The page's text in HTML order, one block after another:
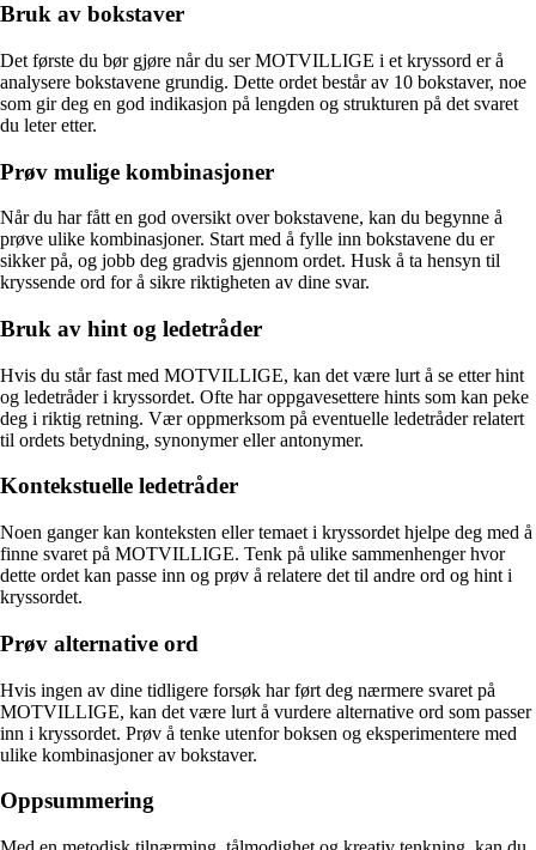
Bruk av bokstaver
Det første du bør gjøre når du ser MOTVILLIGE i et kryssord er å
analysere bokstavene grundig. Dette ordet består av 10 bokstaver, noe
som gir deg en god indikasjon på lengden og strukturen på det svaret
du leter etter.
Prøv mulige kombinasjoner
Når du har fått en god oversikt over bokstavene, kan du begynne å
prøve ulike kombinasjoner. Start med å fylle inn bokstavene du er
sikker på, og jobb deg gradvis gjennom ordet. Husk å ta hensyn til
kryssende ord for å sikre riktigheten av dine svar.
Bruk av hint og ledetråder
Hvis du står fast med MOTVILLIGE, kan det være lurt å se etter hint
og ledetråder i kryssordet. Ofte har oppgavesettere hints som kan peke
deg i riktig retning. Vær oppmerksom på eventuelle ledetråder relatert
til ordets betydning, synonymer eller antonymer.
Kontekstuelle ledetråder
Noen ganger kan konteksten eller temaet i kryssordet hjelpe deg med å
finne svaret på MOTVILLIGE. Tenk på ulike sammenhenger hvor
dette ordet kan passe inn og prøv å relatere det til andre ord og hint i
kryssordet.
Prøv alternative ord
Hvis ingen av dine tidligere forsøk har ført deg nærmere svaret på
MOTVILLIGE, kan det være lurt å vurdere alternative ord som passer
inn i kryssordet. Prøv å tenke utenfor boksen og eksperimentere med
ulike kombinasjoner av bokstaver.
Oppsummering